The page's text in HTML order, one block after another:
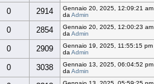
0 2914
Gennaio 20, 2025, 12:09:21 am
da Admin
0 2854
Gennaio 20, 2025, 12:00:23 am
da Admin
0 2909
Gennaio 19, 2025, 11:55:15 pm
da Admin
0 3038
Gennaio 13, 2025, 06:04:52 pm
da Admin